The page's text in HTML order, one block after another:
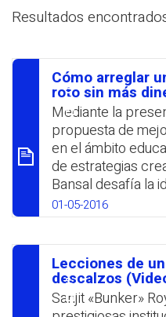
CONTENIDOS
EDUCACIÓN Y
Resultados
סיכום
Cómo arreglar
roto sin más
Mediante la
propuesta de
en el ámbito
de estrategias
Bansal desafía la
es muy difícil
públicos. El
específica; el
dificultades que
consecución y el
para conseguirlo.
se adaptaron
01-05-2016
סיכום
Lecciones de
descalzos
Sanjit «Bunker»